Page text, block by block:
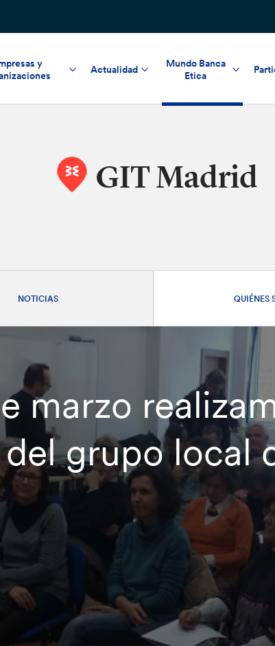
y
Actualidad
Mundo Banca
Etica
GIT Madrid
NOTICIAS QUIÉNES
marzo
grupo local